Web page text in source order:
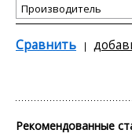
Сравнить
Рекомендованные